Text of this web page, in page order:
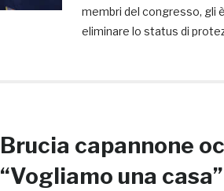
membri del congresso, gli
eliminare lo status di
Brucia capannone
“Vogliamo una casa”